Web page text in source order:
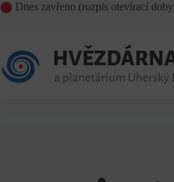
Skip
⬤ Dnes zavřeno (rozpis otevírací doby